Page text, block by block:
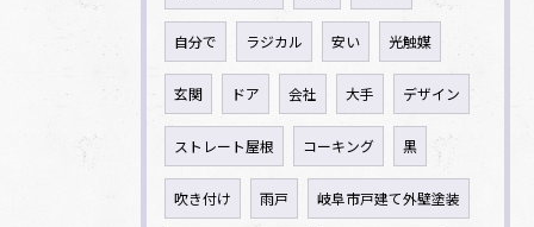
自分で ラジカル 安い 光触媒
玄関 ドア 会社 大手 デザイン
ストレート屋根 コーキング 黒
吹き付け 雨戸 岐阜市戸建て外壁塗装